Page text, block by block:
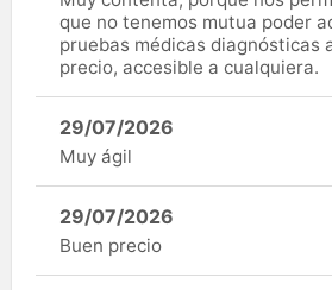
que no tenemos mutua poder
pruebas médicas diagnósticas
precio, accesible a cualquiera.
29/07/2026
Muy ágil
29/07/2026
Buen precio